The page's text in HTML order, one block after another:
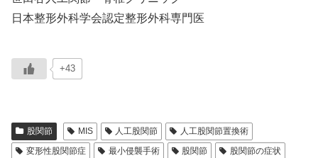
日本整形外科学会認定整形外科専門医
+43
股関節 MIS 人工股関節
人工股関節置換術
変形性股関節症
最小侵襲手術 股関節 股関節の症状